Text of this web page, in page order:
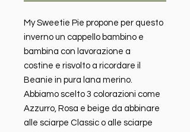
My Sweetie Pie propone per questo
inverno un cappello bambino e
bambina con lavorazione a
costine e risvolto a ricordare il
Beanie in pura lana merino.
Abbiamo scelto 3 colorazioni come
Azzurro, Rosa e beige da abbinare
alle sciarpe Classic o alle sciarpe